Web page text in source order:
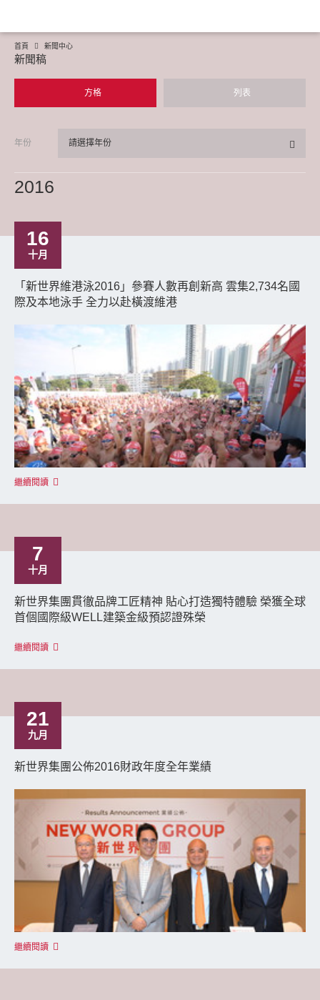
首頁 新聞中心
新聞稿
方格 列表
年份 請選擇年份
2016
16
十月
「新世界維港泳2016」參賽人數再創新高 雲集2,734名國
際及本地泳手 全力以赴橫渡維港
繼續閱讀
7
十月
新世界集團貫徹品牌工匠精神 貼心打造獨特體驗 榮獲全球
首個國際級WELL建築金級預認證殊榮
繼續閱讀
21
九月
新世界集團公佈2016財政年度全年業績
繼續閱讀